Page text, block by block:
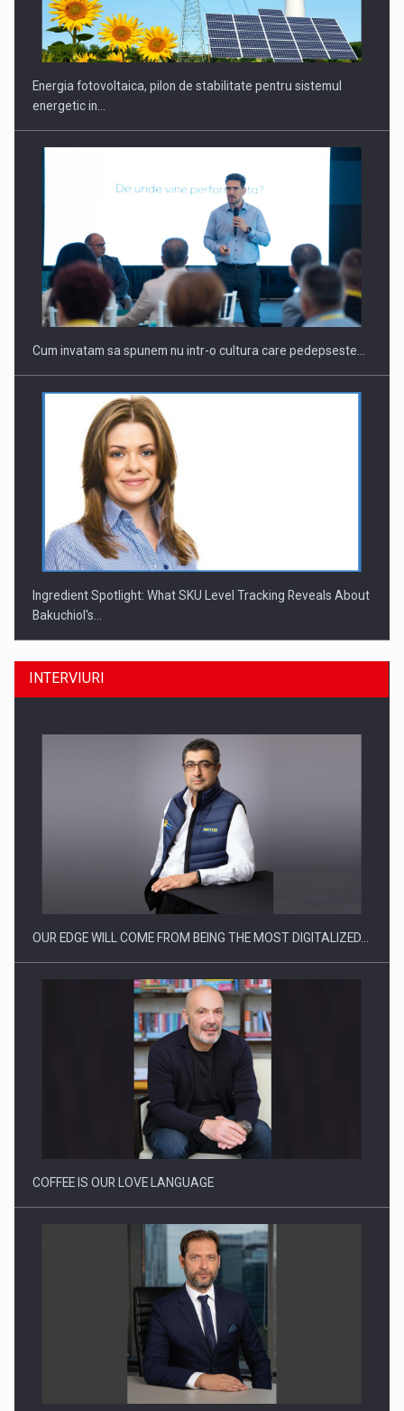
CEO Conference - Shaping The Future - Technology and…
Webinar - Business Evolution-RETHINK STRATEGY-Finantare
Investitii Digitalizare
Energia fotovoltaica, pilon de stabilitate pentru sistemul
energetic in…
Cum invatam sa spunem nu intr-o cultura care pedepseste…
Ingredient Spotlight: What SKU Level Tracking Reveals About
Bakuchiol's…
Producatorii si comerciantii care nu se supun noilor
Proteinmaxxing and the Future of Protein Demand
INTERVIURI
OUR EDGE WILL COME FROM BEING THE MOST DIGITALIZED…
COFFEE IS OUR LOVE LANGUAGE